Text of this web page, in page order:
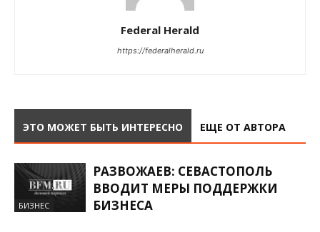
Federal Herald
https://federalherald.ru
ЭТО МОЖЕТ БЫТЬ ИНТЕРЕСНО ЕЩЕ ОТ АВТОРА
БИЗНЕС
РАЗВОЖАЕВ: СЕВАСТОПОЛЬ
ВВОДИТ МЕРЫ ПОДДЕРЖКИ
БИЗНЕСА